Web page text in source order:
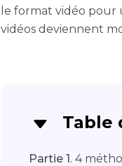
le format vidéo pour
vidéos deviennent
Table
Partie 1. 4